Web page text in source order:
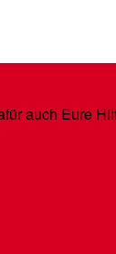
auch Eure